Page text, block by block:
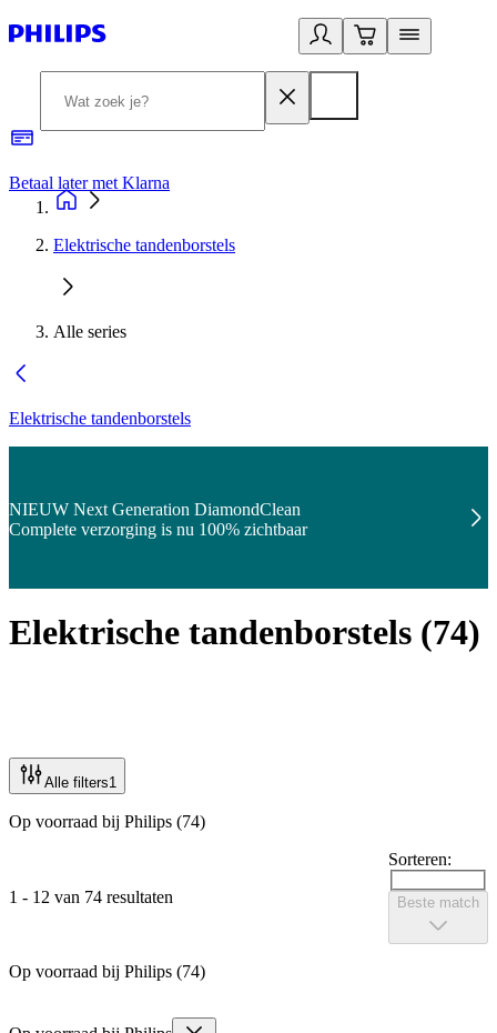
Betaal later met Klarna
Elektrische tandenborstels
Alle series
Elektrische tandenborstels
NIEUW Next Generation DiamondClean
Complete verzorging is nu 100% zichtbaar
Elektrische tandenborstels (74)
Alle filters1
Op voorraad bij Philips (74)
1 - 12 van 74 resultaten
Sorteren:
Beste match
Op voorraad bij Philips (74)